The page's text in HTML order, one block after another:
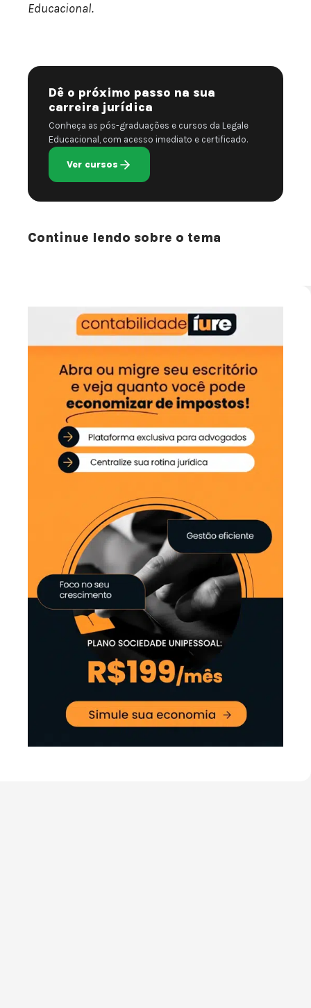
Educacional.
Dê o próximo passo na sua
carreira jurídica
Conheça as pós-graduações e cursos da Legale
Educacional, com acesso imediato e certificado.
Ver cursos
Continue lendo sobre o tema